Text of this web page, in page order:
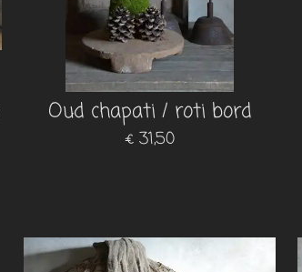
Oud chapati / roti bord
€ 31,50